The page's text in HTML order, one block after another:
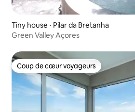
Tiny house ⋅ Pilar da Bretanha
Green Valley Açores
Coup de cœur voyageurs
Coup de cœur voyageurs